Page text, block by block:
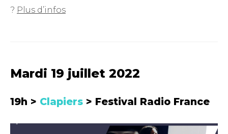
? Plus d’infos
Mardi 19 juillet 2022
19h > Clapiers > Festival Radio France